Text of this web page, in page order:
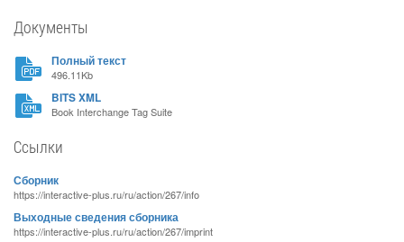
Документы
Полный текст
496.11Kb
BITS XML
Book Interchange Tag Suite
Ссылки
Сборник
https://interactive-plus.ru/ru/action/267/info
Выходные сведения сборника
https://interactive-plus.ru/ru/action/267/imprint